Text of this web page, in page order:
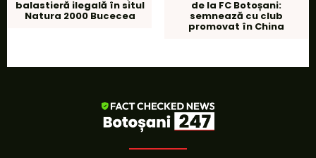
balastieră ilegală în situl
Natura 2000 Bucecea
de la FC Botoșani:
semnează cu club
promovat în China